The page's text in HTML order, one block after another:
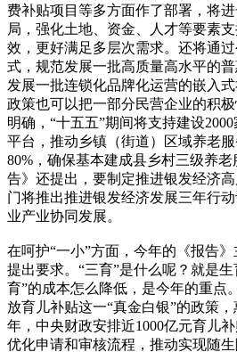
费补贴项目等多方面作了部署，将
局，强化土地、资金、人才等要素
效，更好满足多层次需求。还将通
式，规范发展一批高质量高水平的
发展一批连锁化品牌化运营的嵌入
政策也可以把一部分民营企业的积
明确，“十五五”期间将支持建设
平台，推动乡镇（街道）区域养老
80%，确保基本建成县乡村三级养
告》还提出，要制定推进银发经济
门将推出推进银发经济发展三年行
业产业协同发展。
在呵护“一小”方面，今年的《报告
提出要求。“三育”是什么呢？就是
育”的成本怎么降低，是今年的重点
放育儿补贴这一“真金白银”的政策
年，中央财政安排近1000亿元育儿
优化申请和审核流程，推动实现随